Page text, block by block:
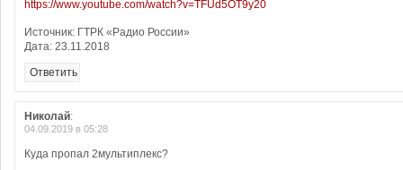
https://www.youtube.com/watch?v=TFUd5OT9y20
Источник: ГТРК «Радио России»
Дата: 23.11.2018
Ответить
Николай:
04.09.2019 в 05:28
Куда пропал 2мультиплекс?